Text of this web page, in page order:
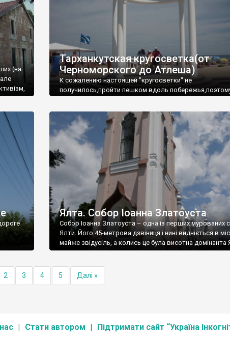
(на
Тарханкутская кругосветка(от
Черноморского до Атлеша)
К сожалению настоящей "кругосветки" не
получилось,пройти пешком вдоль
Ялта. Собор Іоанна Златоуста
Собор Іоанна Златоуста – одна із перших мурованих
Ялти. Його 45-метрова дзвіниця і нині видніється в
майже звідусіль, а колись це була висотна домінанта
2 3 4 5 Далі »
Стати автором Підтримати сайт “Україна